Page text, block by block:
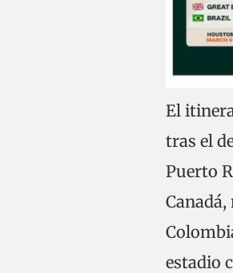
El
tras el
Puerto
estadio